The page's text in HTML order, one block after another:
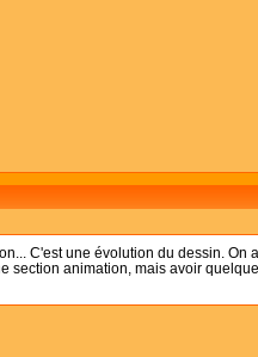
C'est une évolution du dessin.
section animation, mais avoir